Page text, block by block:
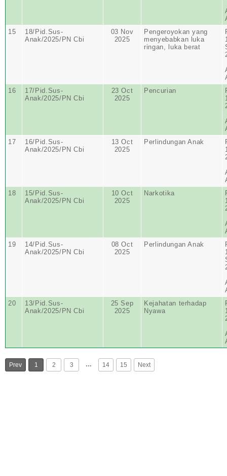
15
18/Pid.Sus-
Anak/2025/PN Cbi
03 Nov
2025
Pengeroyokan yang
menyebabkan luka
ringan, luka berat
16
17/Pid.Sus-
Anak/2025/PN Cbi
23 Oct
2025
Pencurian
17
16/Pid.Sus-
Anak/2025/PN Cbi
13 Oct
2025
Perlindungan Anak
18
15/Pid.Sus-
Anak/2025/PN Cbi
10 Oct
2025
Narkotika
19
14/Pid.Sus-
Anak/2025/PN Cbi
08 Oct
2025
Perlindungan Anak
20
13/Pid.Sus-
Anak/2025/PN Cbi
25 Sep
2025
Kejahatan terhadap
Nyawa
Prev 1 2 3 … 14 15 Next